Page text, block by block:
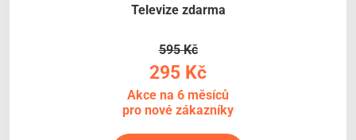
Televize zdarma
595 Kč
295 Kč
Akce na 6 měsíců
pro nové zákazníky